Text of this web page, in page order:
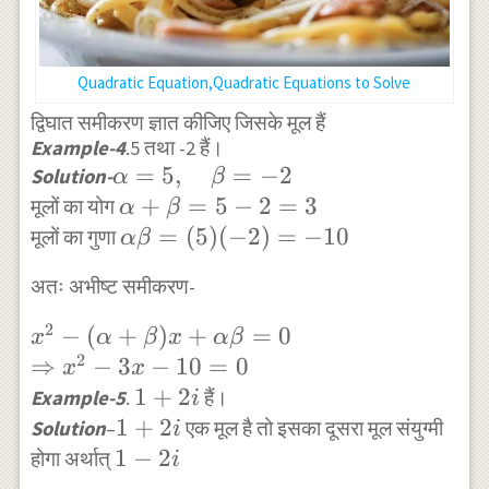
\Rightarrow
x=\frac{i(1+3
i)}{2 i^{2}},
{2 i^{2}} \\
=\frac{i-3}
{-2}, \frac{-9
i+3}{-2} \\
\Rightarrow
x=\frac{3-i}
\frac{-3+9 i}
{2}
Quadratic Equation,Quadratic Equations to Solve
द्विघात समीकरण ज्ञात कीजिए जिसके मूल हैं
Example-4.5 तथा -2 हैं।
Solution-\alpha=5,
\quad
\beta=-2
α = 5, β = −2
मूलों का योग\alpha+\beta=5-
2=3
α + β = 5 − 2 = 3
मूलों का गुणा\alpha
(5)
(-2)=-10
αβ = (5)(−2) = −10
अतः अभीष्ट समीकरण-
x^{2}-
(\alpha+\beta)
x+\alpha
\beta=0 \\
\Rightarrow
x2 − (α + β)x + αβ = 0
⇒ x2 − 3x − 10 = 0
Example-5. 1+2i
1 + 2i हैं।
Solution–1+2i
1 + 2i एक मूल है तो इसका दूसरा मूल संयुग्मी
होगा अर्थात् 1-
1 − 2i